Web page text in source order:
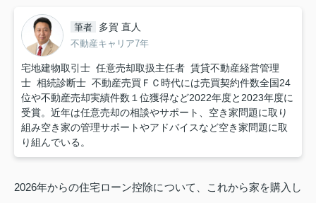
筆者 多賀 直人
不動産キャリア7年
宅地建物取引士 任意売却取扱主任者 賃貸不動産経営管理
士 相続診断士 不動産売買ＦＣ時代には売買契約件数全国24
位や不動産売却実績件数１位獲得など2022年度と2023年度に
受賞。近年は任意売却の相談やサポート、空き家問題に取り
組み空き家の管理サポートやアドバイスなど空き家問題に取
り組んでいる。
2026年からの住宅ローン控除について、これから家を購入し